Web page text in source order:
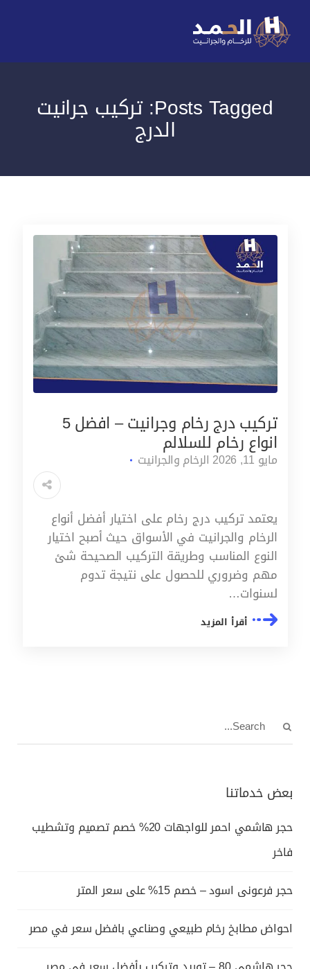
Posts Tagged: تركيب جرانيت
الدرج
تركيب درج رخام وجرانيت – افضل 5
انواع رخام للسلالم
مايو 11, 2026 الرخام والجرانيت
يعتمد تركيب درج رخام على اختيار أفضل أنواع
الرخام والجرانيت في الأسواق حيث أصبح اختيار
النوع المناسب وطريقة التركيب الصحيحة شئ
مهم وضروري للحصول على نتيجة تدوم
لسنوات…
أقرأ المزيد
بعض خدماتنا
حجر هاشمي احمر للواجهات 20% خصم تصميم وتشطيب
فاخر
حجر فرعونى اسود – خصم 15% على سعر المتر
احواض مطابخ رخام طبيعي وصناعي بافضل سعر في مصر